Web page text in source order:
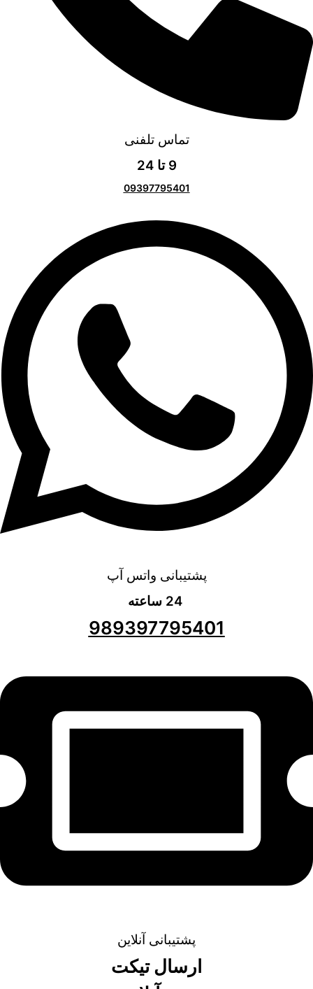
تماس تلفنی
9 تا 24
09397795401
پشتیبانی واتس آپ
24 ساعته
989397795401
پشتیبانی آنلاین
ارسال تیکت